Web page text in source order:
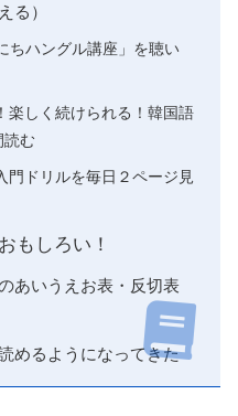
る）
ちハングル講座」を聴い
しく続けられる！韓国語
読む
ドリルを毎日２ページ見
もしろい！
あいうえお表・反切表
めるようになってきた